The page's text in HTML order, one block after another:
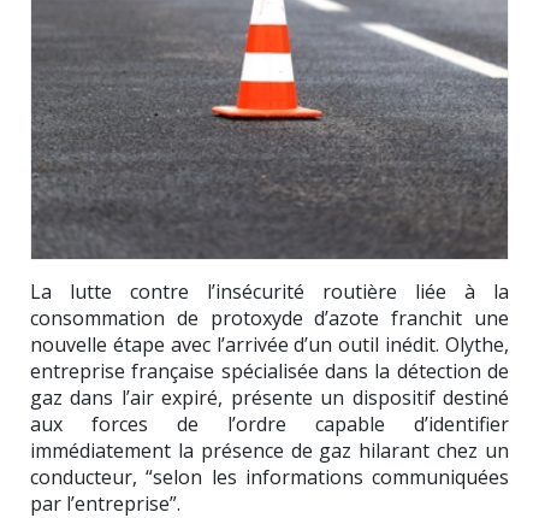
La lutte contre l’insécurité routière liée à la
consommation de protoxyde d’azote franchit une
nouvelle étape avec l’arrivée d’un outil inédit. Olythe,
entreprise française spécialisée dans la détection de
gaz dans l’air expiré, présente un dispositif destiné
aux forces de l’ordre capable d’identifier
immédiatement la présence de gaz hilarant chez un
conducteur, “selon les informations communiquées
par l’entreprise”.